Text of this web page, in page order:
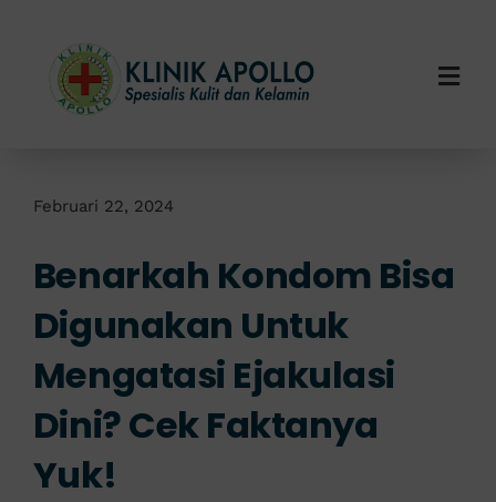
content
Layanan Kami
Info Klinik
Februari 22, 2024
Benarkah Kondom Bisa
Digunakan Untuk
Mengatasi Ejakulasi
Dini? Cek Faktanya
Yuk!